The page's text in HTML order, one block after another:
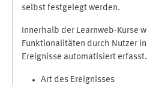
selbst festgelegt werden.
Innerhalb der Learnweb-Kurse
Funktionalitäten durch Nutzer
Ereignisse automatisiert
Art des Ereignisses